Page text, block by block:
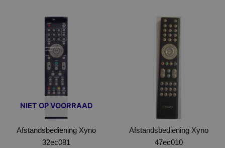
NIET OP VOORRAAD
Afstandsbediening Xyno
32ec081
Dit
product
heeft
meerdere
variaties.
Deze
optie
kan
gekozen
worden
op
Afstandsbediening Xyno
47ec010
Dit
product
heeft
meerdere
variaties.
Deze
optie
kan
gekozen
worden
op